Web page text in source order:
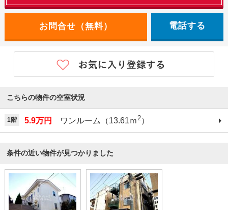
電話する
こちらの物件の空室状況
1階 5.9万円 ワンルーム（13.61ｍ2）
条件の近い物件が見つかりました